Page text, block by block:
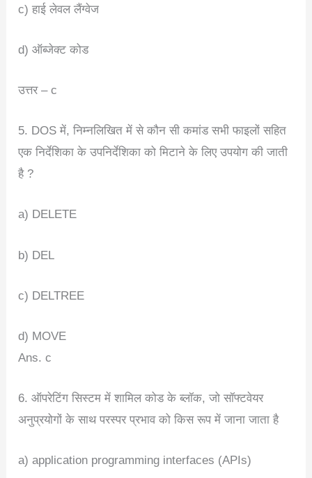
c) हाई लेवल लैंग्वेज
d) ऑब्जेक्ट कोड
उत्तर – c
5. DOS में, निम्नलिखित में से कौन सी कमांड सभी फाइलों सहित
एक निर्देशिका के उपनिर्देशिका को मिटाने के लिए उपयोग की जाती
है ?
a) DELETE
b) DEL
c) DELTREE
d) MOVE
Ans. c
6. ऑपरेटिंग सिस्टम में शामिल कोड के ब्लॉक, जो सॉफ्टवेयर
अनुप्रयोगों के साथ परस्पर प्रभाव को किस रूप में जाना जाता है
a) application programming interfaces (APIs)